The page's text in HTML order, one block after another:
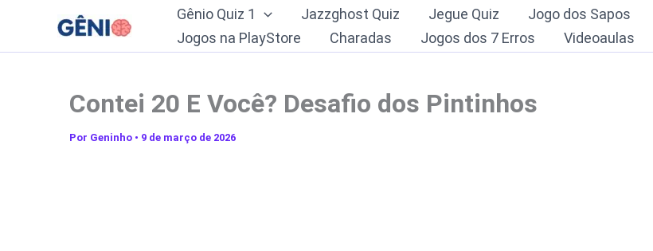
o
Gênio Quiz 1 Jazzghost Quiz Jegue Quiz Jogo dos Sapos
Jogos na PlayStore
Charadas Jogos dos 7 Erros Videoaulas
Contei 20 E Você? Desafio dos Pintinhos
Por Geninho • 9 de março de 2026